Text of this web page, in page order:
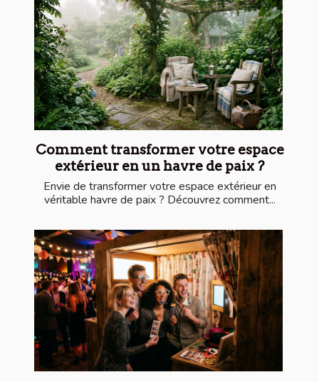
Comment transformer votre espace
extérieur en un havre de paix ?
Envie de transformer votre espace extérieur en
véritable havre de paix ? Découvrez comment...